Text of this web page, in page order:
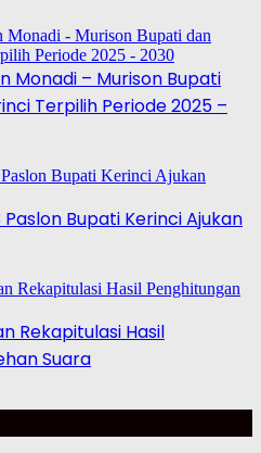
Monadi – Murison Bupati
Terpilih Periode 2025 –
Bupati Kerinci Ajukan
Rekapitulasi Hasil
Suara